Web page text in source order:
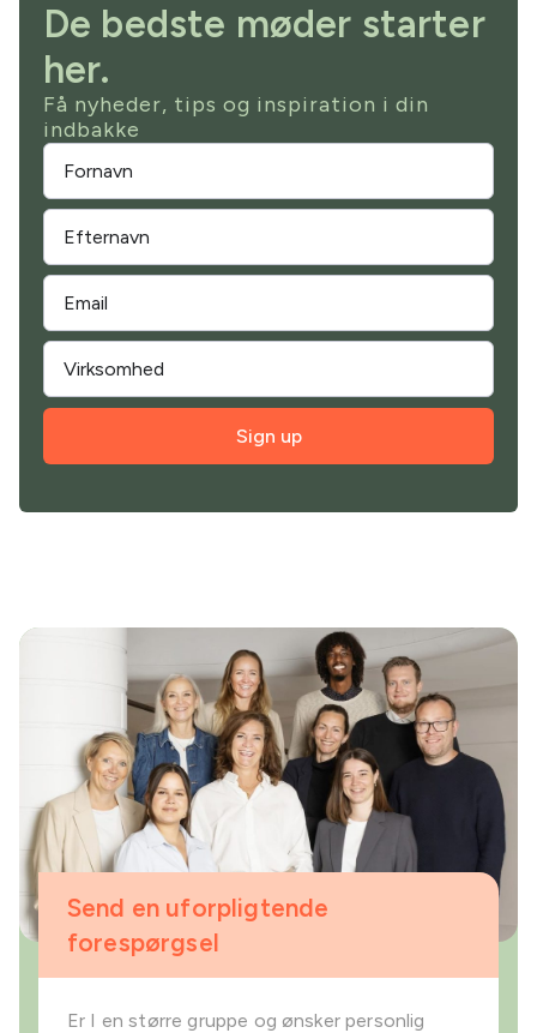
De bedste møder starter
her.
Få nyheder, tips og inspiration i din
indbakke
Sign up
Send en uforpligtende
forespørgsel
Er I en større gruppe og ønsker personlig